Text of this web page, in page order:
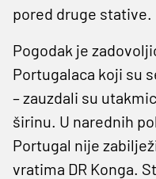
pored druge stative.
Pogodak je
Portugalaca koji su
– zauzdali su
širinu. U narednih
Portugal nije
vratima DR Konga.